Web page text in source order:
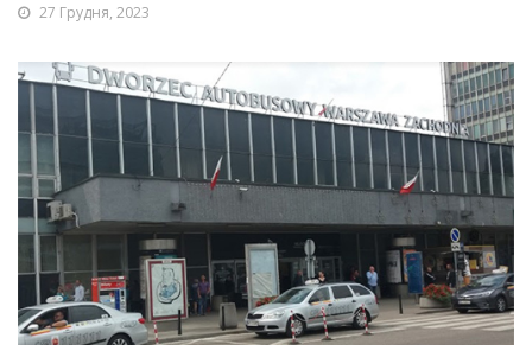
27 Грудня, 2023